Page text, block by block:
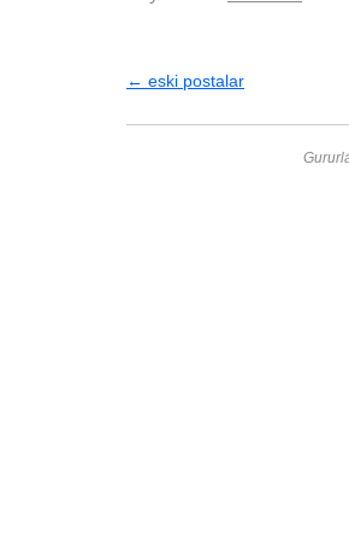
← eski postalar